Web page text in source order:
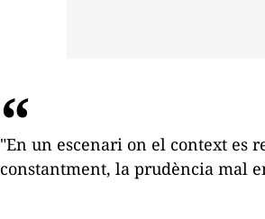
"En un escenari on el context es
constantment, la prudència mal